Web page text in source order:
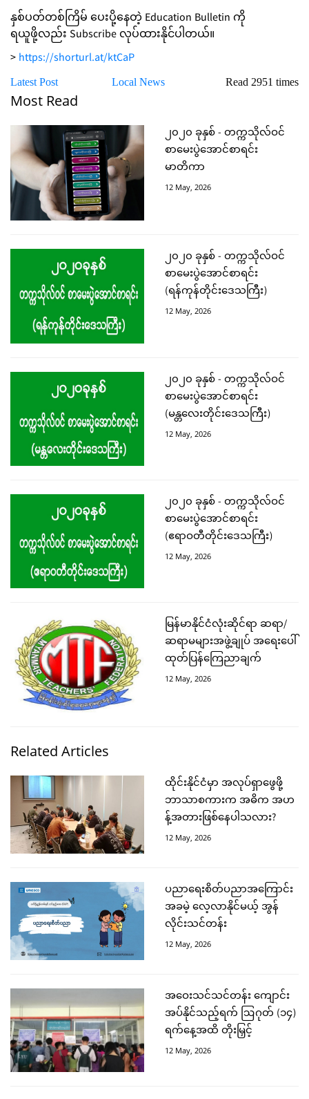
နှစ်ပတ်တစ်ကြိမ် ပေးပို့နေတဲ့ Education Bulletin ကို
ရယူဖို့လည်း Subscribe လုပ်ထားနိုင်ပါတယ်။
>https://shorturl.at/ktCaP
Latest Post Local News Read 2951 times
Most Read
၂၀၂၀ ခုနှစ် - တက္ကသိုလ်ဝင်
စာမေးပွဲအောင်စာရင်း
မာတိကာ
12 May, 2026
၂၀၂၀ ခုနှစ် - တက္ကသိုလ်ဝင်
စာမေးပွဲအောင်စာရင်း
(ရန်ကုန်တိုင်းဒေသကြီး)
12 May, 2026
၂၀၂၀ ခုနှစ် - တက္ကသိုလ်ဝင်
စာမေးပွဲအောင်စာရင်း
(မန္တလေးတိုင်းဒေသကြီး)
12 May, 2026
၂၀၂၀ ခုနှစ် - တက္ကသိုလ်ဝင်
စာမေးပွဲအောင်စာရင်း
(ဧရာဝတီတိုင်းဒေသကြီး)
12 May, 2026
မြန်မာနိုင်ငံလုံးဆိုင်ရာ ဆရာ/
ဆရာမများအဖွဲ့ချုပ် အရေးပေါ်
ထုတ်ပြန်ကြေညာချက်
12 May, 2026
Related Articles
ထိုင်းနိုင်ငံမှာ အလုပ်ရှာဖွေဖို့
ဘာသာစကားက အဓိက အဟ
န့်အတားဖြစ်နေပါသလား?
12 May, 2026
ပညာရေးစိတ်ပညာအကြောင်း
အခမဲ့ လေ့လာနိုင်မယ့် အွန်
လိုင်းသင်တန်း
12 May, 2026
အဝေးသင်သင်တန်း ကျောင်း
အပ်နိုင်သည့်ရက် ဩဂုတ် (၁၄)
ရက်နေ့အထိ တိုးမြှင့်
12 May, 2026